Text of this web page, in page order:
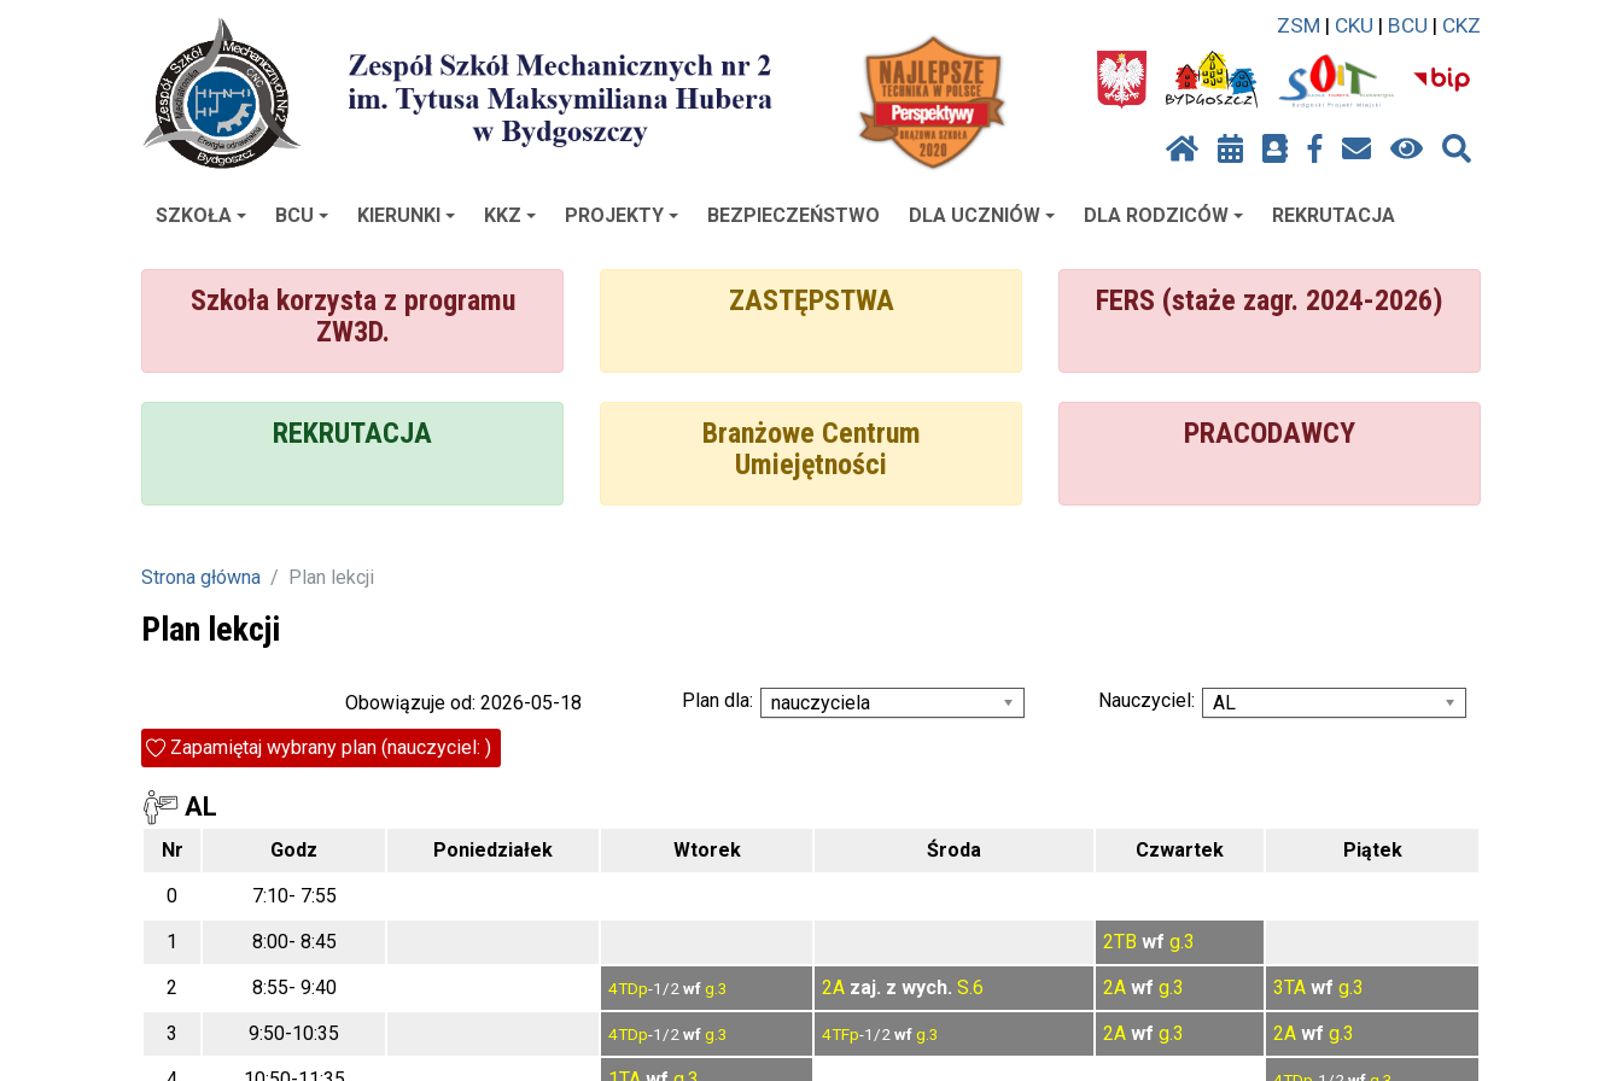
ZSM | CKU | BCU | CKZ
SZKOŁA BCU KIERUNKI KKZ PROJEKTY BEZPIECZEŃSTWO DLA UCZNIÓW DLA RODZICÓW REKRUTACJA
Szkoła korzysta z programu
ZW3D.
ZASTĘPSTWA FERS (staże zagr. 2024-2026)
REKRUTACJA
Branżowe Centrum
Umiejętności
PRACODAWCY
Strona główna Plan lekcji
Plan lekcji
Obowiązuje od: 2026-05-18 Plan dla: nauczyciela Nauczyciel:
AL
Zapamiętaj wybrany plan (nauczyciel: )
AL
Nr Godz Poniedziałek Wtorek Środa Czwartek
Piątek
0
7:10- 7:55
1
8:00- 8:45 2TB wf g.3
2
8:55- 9:40 4TDp-1/2 wf g.3 2A zaj. z wych. S.6 2A wf g.3 3TA wf g.3
3
9:50-10:35 4TDp-1/2 wf g.3 4TFp-1/2 wf g.3 2A wf g.3 2A wf g.3